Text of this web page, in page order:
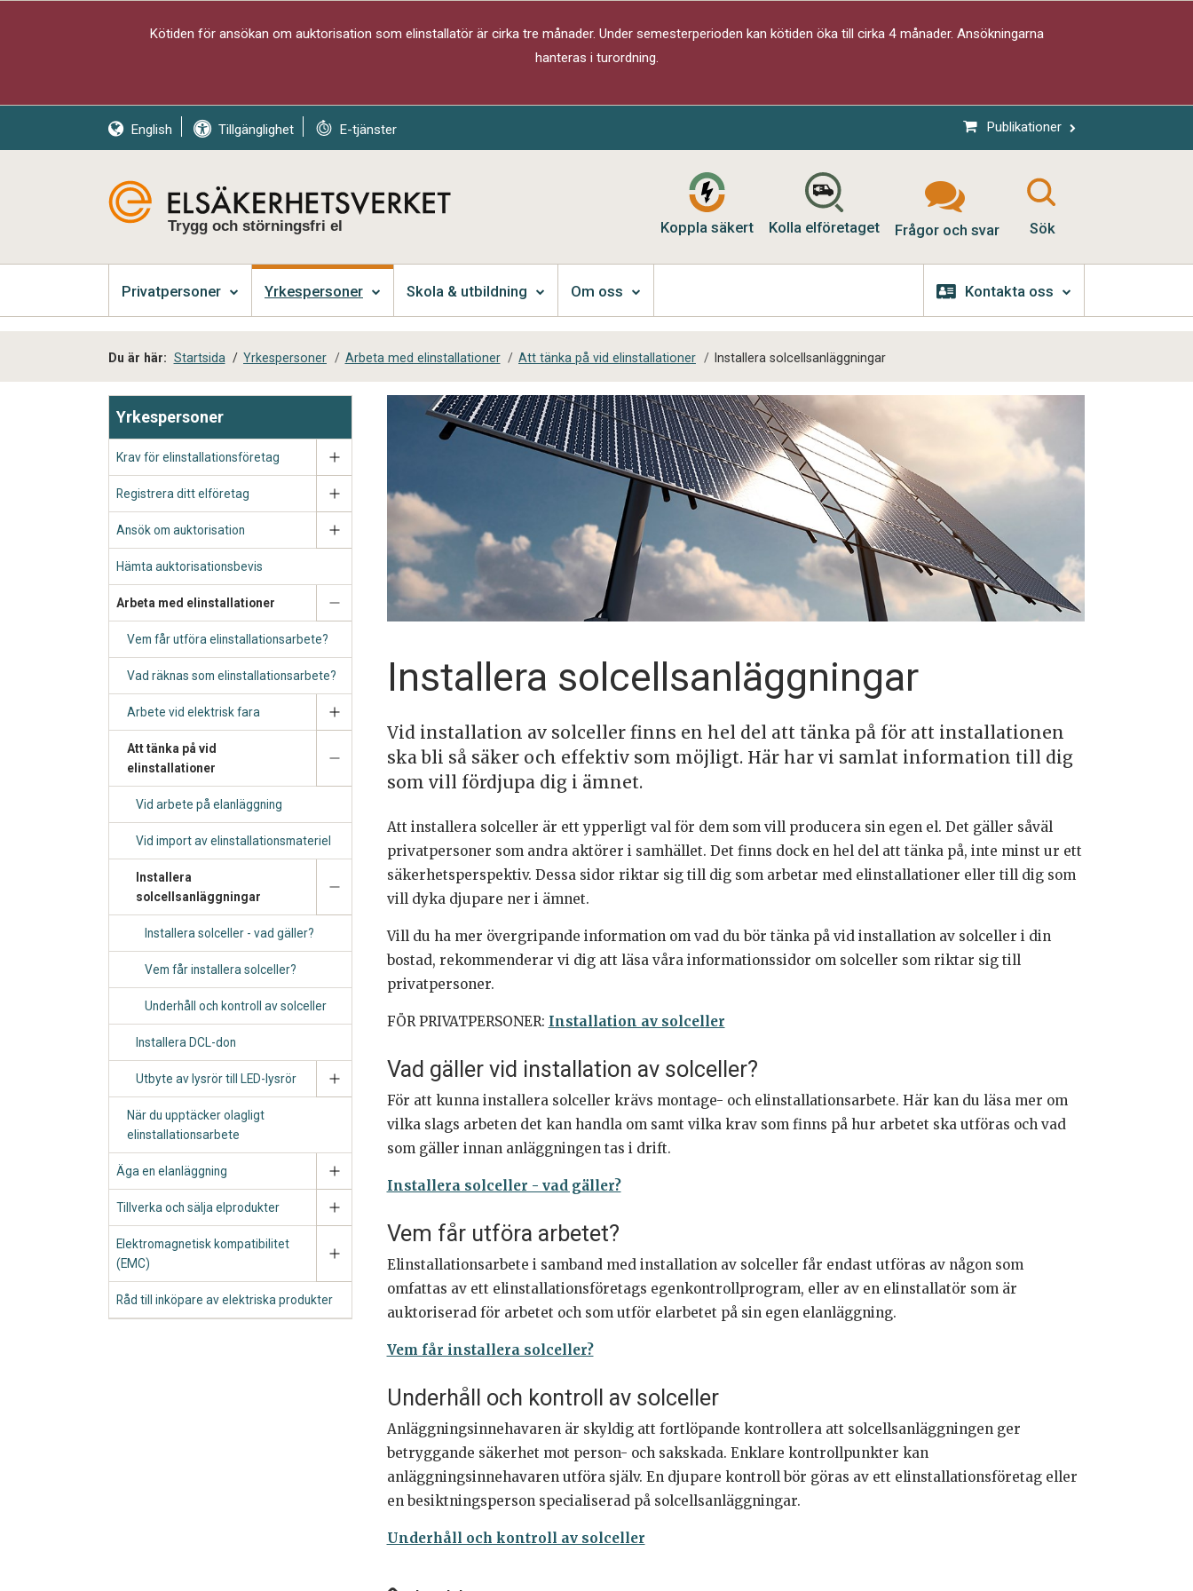
Kötiden för ansökan om auktorisation som elinstallatör är cirka tre månader. Under semesterperioden kan kötiden öka till cirka 4 månader. Ansökningarna
hanteras i turordning.
English Tillgänglighet E-tjänster Publikationer
Trygg och störningsfri el Koppla säkert Kolla elföretaget Frågor och svar Sök
Privatpersoner Yrkespersoner Skola & utbildning Om oss Kontakta oss
Du är här: Startsida / Yrkespersoner / Arbeta med elinstallationer / Att tänka på vid elinstallationer / Installera solcellsanläggningar
Yrkespersoner
Krav för elinstallationsföretag
Registrera ditt elföretag
Ansök om auktorisation
Hämta auktorisationsbevis
Arbeta med elinstallationer
Vem får utföra elinstallationsarbete?
Vad räknas som elinstallationsarbete?
Arbete vid elektrisk fara
Att tänka på vid
elinstallationer
Vid arbete på elanläggning
Vid import av elinstallationsmateriel
Installera
solcellsanläggningar
Installera solceller - vad gäller?
Vem får installera solceller?
Underhåll och kontroll av solceller
Installera DCL-don
Utbyte av lysrör till LED-lysrör
När du upptäcker olagligt
elinstallationsarbete
Äga en elanläggning
Tillverka och sälja elprodukter
Elektromagnetisk kompatibilitet
(EMC)
Råd till inköpare av elektriska produkter
Installera solcellsanläggningar
Vid installation av solceller finns en hel del att tänka på för att installationen
ska bli så säker och effektiv som möjligt. Här har vi samlat information till dig
som vill fördjupa dig i ämnet.
Att installera solceller är ett ypperligt val för dem som vill producera sin egen el. Det gäller såväl
privatpersoner som andra aktörer i samhället. Det finns dock en hel del att tänka på, inte minst ur ett
säkerhetsperspektiv. Dessa sidor riktar sig till dig som arbetar med elinstallationer eller till dig som
vill dyka djupare ner i ämnet.
Vill du ha mer övergripande information om vad du bör tänka på vid installation av solceller i din
bostad, rekommenderar vi dig att läsa våra informationssidor om solceller som riktar sig till
privatpersoner.
FÖR PRIVATPERSONER: Installation av solceller
Vad gäller vid installation av solceller?
För att kunna installera solceller krävs montage- och elinstallationsarbete. Här kan du läsa mer om
vilka slags arbeten det kan handla om samt vilka krav som finns på hur arbetet ska utföras och vad
som gäller innan anläggningen tas i drift.
Installera solceller - vad gäller?
Vem får utföra arbetet?
Elinstallationsarbete i samband med installation av solceller får endast utföras av någon som
omfattas av ett elinstallationsföretags egenkontrollprogram, eller av en elinstallatör som är
auktoriserad för arbetet och som utför elarbetet på sin egen elanläggning.
Vem får installera solceller?
Underhåll och kontroll av solceller
Anläggningsinnehavaren är skyldig att fortlöpande kontrollera att solcellsanläggningen ger
betryggande säkerhet mot person- och sakskada. Enklare kontrollpunkter kan
anläggningsinnehavaren utföra själv. En djupare kontroll bör göras av ett elinstallationsföretag eller
en besiktningsperson specialiserad på solcellsanläggningar.
Underhåll och kontroll av solceller